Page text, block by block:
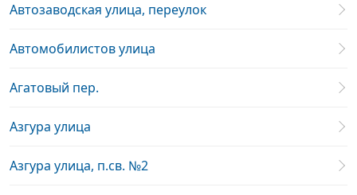
Автозаводская улица, переулок
Автомобилистов улица
Агатовый пер.
Азгура улица
Азгура улица, п.св. №2